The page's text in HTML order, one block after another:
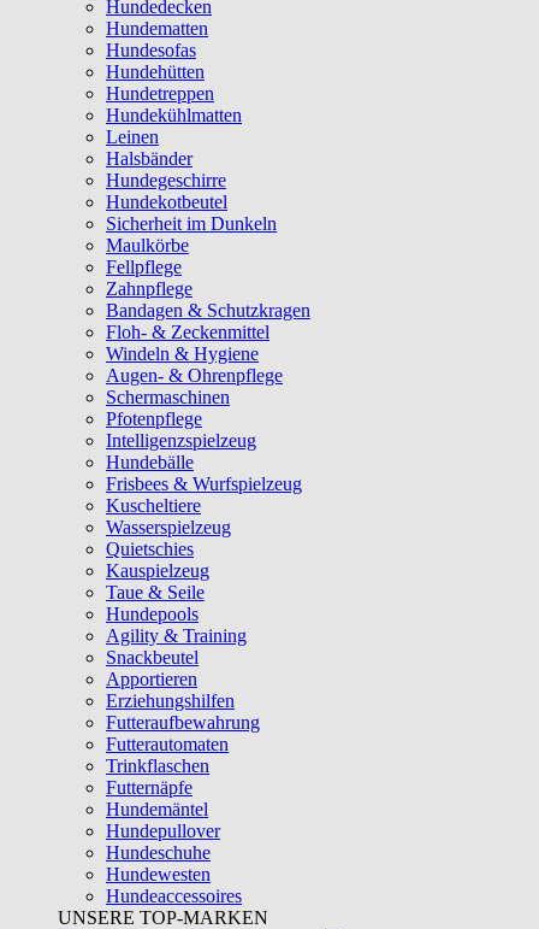
Hundedecken
Hundematten
Hundesofas
Hundehütten
Hundetreppen
Hundekühlmatten
Leinen
Halsbänder
Hundegeschirre
Hundekotbeutel
Sicherheit im Dunkeln
Maulkörbe
Fellpflege
Zahnpflege
Bandagen & Schutzkragen
Floh- & Zeckenmittel
Windeln & Hygiene
Augen- & Ohrenpflege
Schermaschinen
Pfotenpflege
Intelligenzspielzeug
Hundebälle
Frisbees & Wurfspielzeug
Kuscheltiere
Wasserspielzeug
Quietschies
Kauspielzeug
Taue & Seile
Hundepools
Agility & Training
Snackbeutel
Apportieren
Erziehungshilfen
Futteraufbewahrung
Futterautomaten
Trinkflaschen
Futternäpfe
Hundemäntel
Hundepullover
Hundeschuhe
Hundewesten
Hundeaccessoires
UNSERE TOP-MARKEN